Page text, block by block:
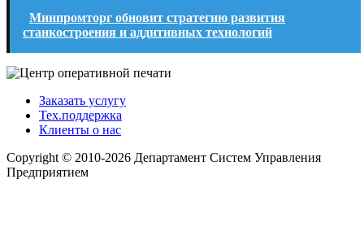
Минпромторг обновит стратегию развития
станкостроения и аддитивных технологий
Заказать услугу
Тех.поддержка
Клиенты о нас
Copyright © 2010-2026 Департамент Систем Управления
Предприятием